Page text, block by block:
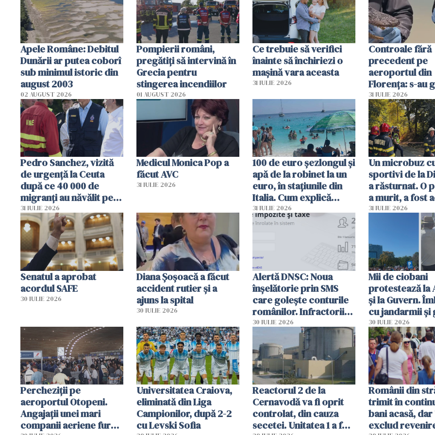
în iulie
Apele Române: Debitul
Dunării ar putea coborî
sub minimul istoric din
august 2003
02 AUGUST 2026
Pompierii români,
pregătiţi să intervină în
Grecia pentru
stingerea incendiilor
01 AUGUST 2026
Ce trebuie să verifici
înainte să închiriezi o
mașină vara aceasta
31 IULIE 2026
Controale fără
precedent pe
aeroportul din
Florența: s-au
capete de
sumă imensă
31 IULIE 2026
Pedro Sanchez, vizită
de urgență la Ceuta
după ce 40 000 de
migranți au năvălit pe
teritoriul spaniol: „Vom
mobiliza toate
resursele"
31 IULIE 2026
Medicul Monica Pop a
făcut AVC
31 IULIE 2026
100 de euro șezlongul și
apă de la robinet la un
euro, în stațiunile din
Italia. Cum explică
autoritățile
31 IULIE 2026
Un microbuz
sportivi de la
a răsturnat. O
a murit, a fost
planul roșu de
31 IULIE 2026
Senatul a aprobat
acordul SAFE
30 IULIE 2026
Diana Șoșoacă a făcut
accident rutier și a
ajuns la spital
30 IULIE 2026
Alertă DNSC: Noua
înșelătorie prin SMS
care golește conturile
românilor. Infractorii
folosesc numele
Ghișeul.ro și al Poliției
Române
30 IULIE 2026
Mii de ciobani
protestează la
și la Guvern.
cu jandarmii și
lacrimogene
30 IULIE 2026
Percheziții pe
aeroportul Otopeni.
Angajații unei mari
companii aeriene furau
Universitatea Craiova,
eliminată din Liga
Campionilor, după 2-2
cu Levski Sofia
Reactorul 2 de la
Cernavodă va fi oprit
controlat, din cauza
secetei. Unitatea 1 a fost
Românii din
trimit în
bani acasă, dar
exclud